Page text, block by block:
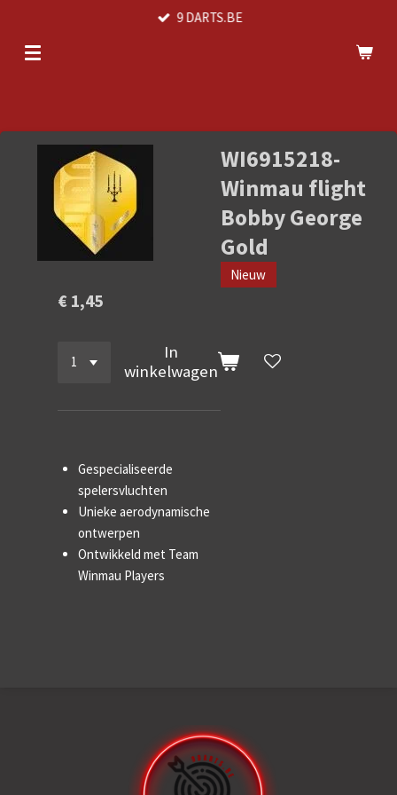
naar
9 DARTS.BE
WI6915218-
Winmau flight
Bobby George
Gold
Nieuw
€ 1,45
In
winkelwagen
Gespecialiseerde
spelersvluchten
Unieke aerodynamische
ontwerpen
Ontwikkeld met Team
Winmau Players